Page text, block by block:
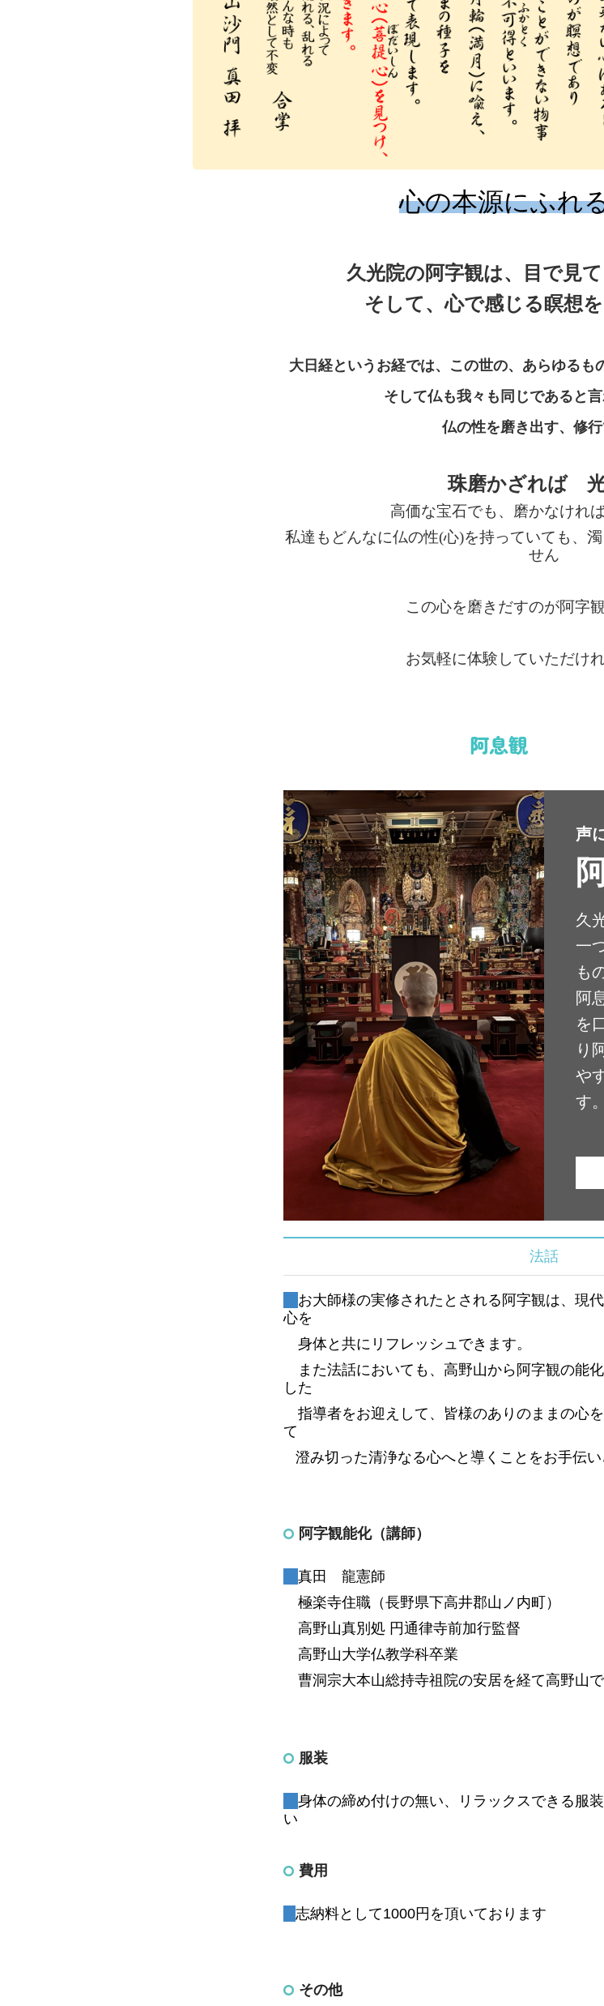
心の本源にふれ
久光院の阿字観は、目で見て
そして、心で感じる瞑想を
大日経というお経では、この世の、あらゆるも
そして仏も我々も同じであると言
仏の性を磨き出す、修行
珠磨かざれば
高価な宝石でも、磨かなければ
私達もどんなに仏の性(心)を持っていても、
せん
この心を磨きだすのが阿字
お気軽に体験していただけれ
阿息観
声
久
一
も
阿
を
り
や
す。
法話
お大師様の実修されたとされる阿字観は、現
心を
身体と共にリフレッシュできます。
また法話においても、高野山から阿字観の能
した
指導者をお迎えして、
皆様のありのままの心
て
澄み切った清浄なる心へと 導くことをお手伝い
阿字観能化（講師）
真田 龍憲師
極楽寺住職（長野県下高井郡山ノ内町）
高野山真別処 円通律寺前加行監督
高野山大学仏教学科卒業
曹洞宗大本山総持寺祖院の安居を経て高野山
服装
身体の締め付けの無い、リラックスできる服
い
費用
志納料として1000円を頂いております
その他